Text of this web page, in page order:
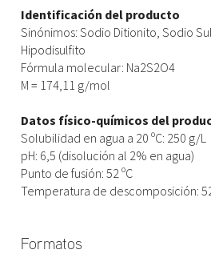
Identificación del producto
Sinónimos: Sodio Ditionito, Sodio
Hipodisulfito
Fórmula molecular: Na2S2O4
M = 174,11 g/mol
Datos físico-químicos del
Solubilidad en agua a 20 ºC: 250 g/L
pH: 6,5 (disolución al 2% en agua)
Punto de fusión: 52 ºC
Temperatura de descomposición:
Formatos